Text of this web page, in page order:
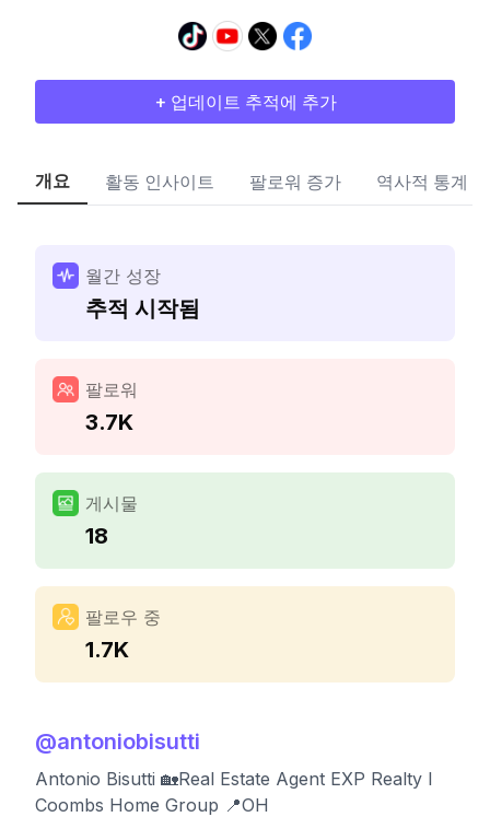
+ 업데이트 추적에 추가
개요 활동 인사이트 팔로워 증가 역사적 통계
월간 성장
추적 시작됨
팔로워
3.7K
게시물
18
팔로우 중
1.7K
@antoniobisutti
Antonio Bisutti 🏡Real Estate Agent EXP Realty l
Coombs Home Group 📍OH